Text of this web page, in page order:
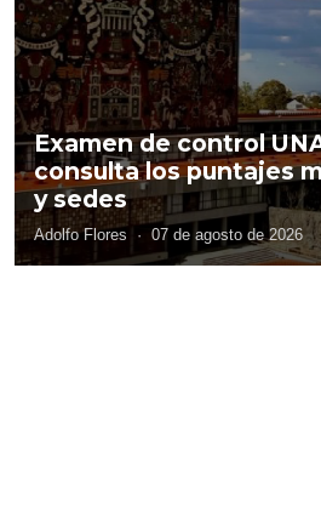
Examen de control
consulta los puntajes
y sedes
Adolfo Flores · 07 de agosto de 2026